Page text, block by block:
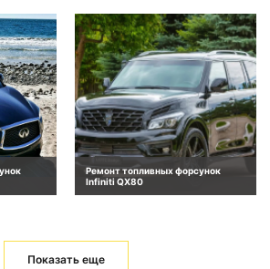
Ремонт топливных форсунок
Infiniti QX80
Показать еще